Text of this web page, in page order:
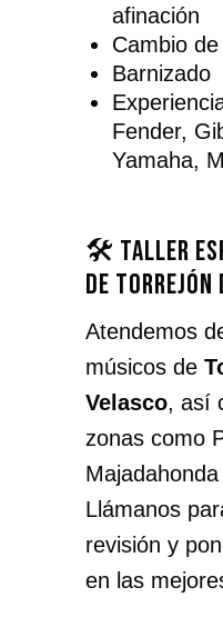
afinación
Cambio
Barnizado
Fender,
Yamaha,
🛠️ Taller
de Torrejón
Atendemos
músicos de
Velasco, así
zonas como
Llámanos
revisión y
en las